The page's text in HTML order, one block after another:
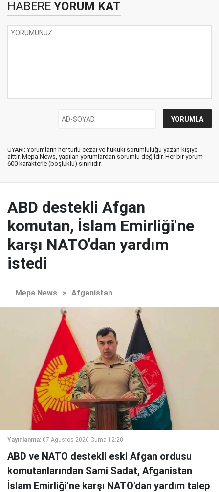
HABERE YORUM KAT
UYARI: Yorumların her türlü cezai ve hukuki sorumluluğu yazan kişiye
aittir. Mepa News, yapılan yorumlardan sorumlu değildir. Her bir yorum
600 karakterle (boşluklu) sınırlıdır.
ABD destekli Afgan
komutan, İslam Emirliği'ne
karşı NATO'dan yardım
istedi
Mepa News > Afganistan
Yayınlanma: 07 Ağustos 2026 Cuma 12:20
ABD ve NATO destekli eski Afgan ordusu
komutanlarından Sami Sadat, Afganistan
İslam Emirliği'ne karşı NATO'dan yardım talep